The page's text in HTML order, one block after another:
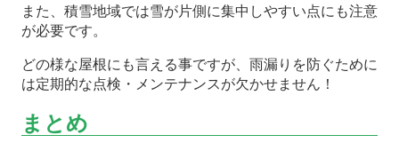
また、積雪地域では雪が片側に集中しやすい点にも注意
が必要です。
どの様な屋根にも言える事ですが、雨漏りを防ぐために
は定期的な点検・メンテナンスが欠かせません！
まとめ